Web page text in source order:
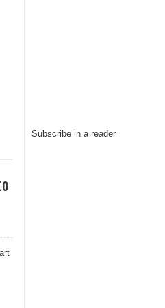
Subscribe in a reader